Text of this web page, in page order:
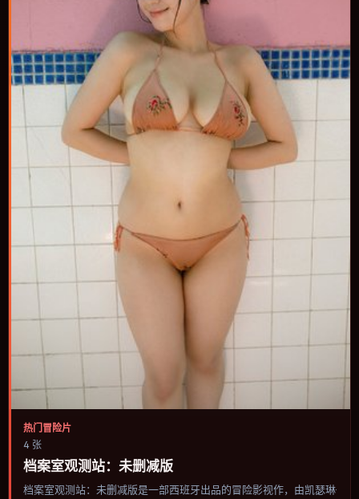
热门冒险片
4 张
档案室观测站：未删减版
档案室观测站：未删减版是一部西班牙出品的冒险影视作，由凯瑟琳·